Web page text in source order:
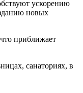
ускорению
новых
приближает
санаториях, в